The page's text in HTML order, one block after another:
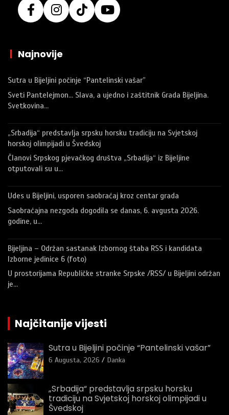
| Najnovije
Sutra u Bijeljini počinje “Pantelinski vašar”
Sveti Pantelejmon… Slava, a ujedno i zaštitnik Grada Bijeljina.
Svetkovina…
„Srbadija“ predstavlja srpsku horsku tradiciju na Svjetskoj
horskoj olimpijadi u Švedskoj
Članovi Srpskog pjevačkog društva „Srbadija“ iz Bijeljine
otputovali su u…
Udes u Bijeljini, usporen saobraćaj kroz centar grada
Saobraćajna nezgoda dogodila se danas, 6. avgusta 2026.
godine, u…
Bijeljina – Održan sastanak Izbornog štaba RSS i kandidata
Izborne jedinice 6 (foto)
U prostorijama Republičke stranke Srpske /RSS/ u Bijeljini održan
je…
Najčitanije vijesti
Sutra u Bijeljini počinje “Pantelinski vašar”
6 Augusta, 2026 Danka
„Srbadija“ predstavlja srpsku horsku
tradiciju na Svjetskoj horskoj olimpijadi u
Švedskoj